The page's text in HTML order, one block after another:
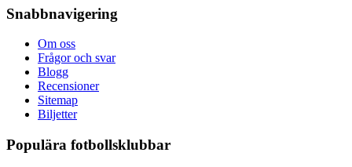
Snabbnavigering
Om oss
Frågor och svar
Blogg
Recensioner
Sitemap
Biljetter
Populära fotbollsklubbar